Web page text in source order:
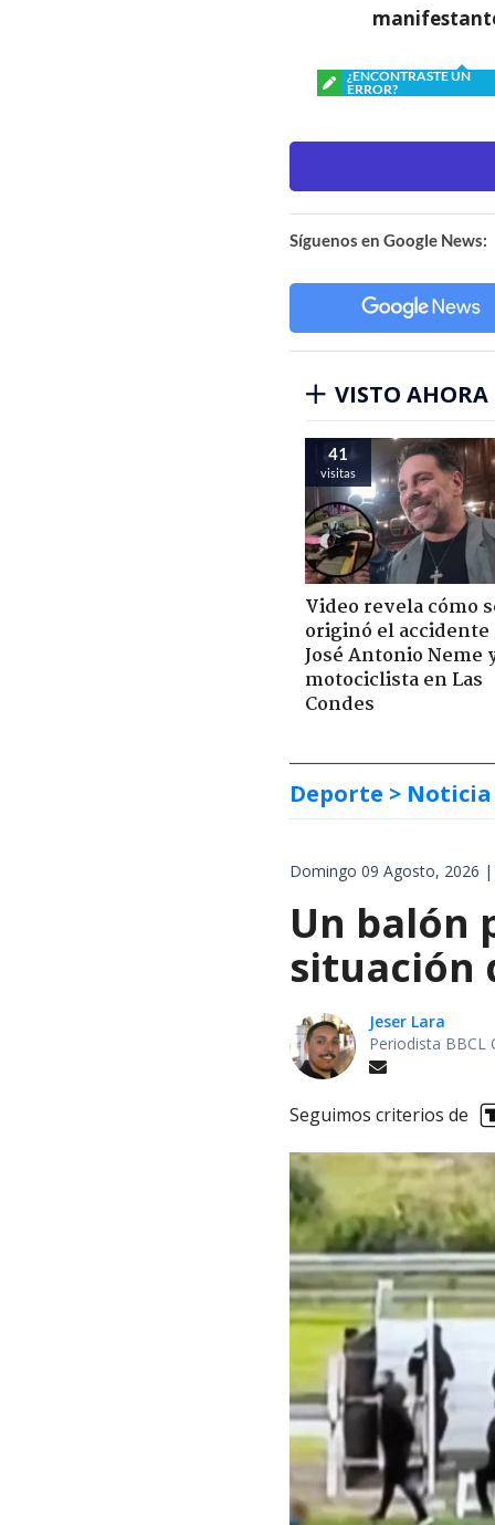
¿ENCONTRASTE UN
ERROR?
Síguenos en Google News:
VISTO AHORA
41
visitas
Video revela cómo
originó el
José Antonio Neme
motociclista en Las
Condes
Deporte > Noticia
Domingo 09 Agosto, 2026 |
Un balón
situación
Jeser Lara
Periodista BBCL
Seguimos criterios de